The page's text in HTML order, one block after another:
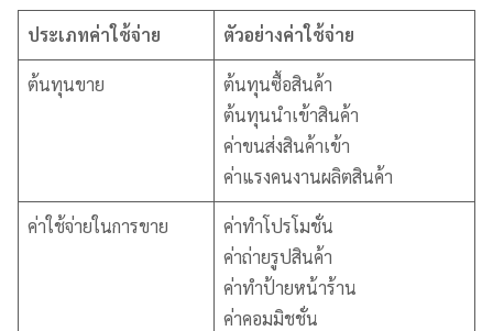
ประเภทค่าใช้จ่าย ตัวอย่างค่าใช้จ่าย
ต้นทุนขาย
ต้นทุนซื้อสินค้า
ต้นทุนนำเข้าสินค้า
ค่าขนส่งสินค้าเข้า
ค่าแรงคนงานผลิตสินค้า
ค่าใช้จ่ายในการขาย
ค่าทำโปรโมชั่น
ค่าถ่ายรูปสินค้า
ค่าทำป้ายหน้าร้าน
ค่าคอมมิชชั่น